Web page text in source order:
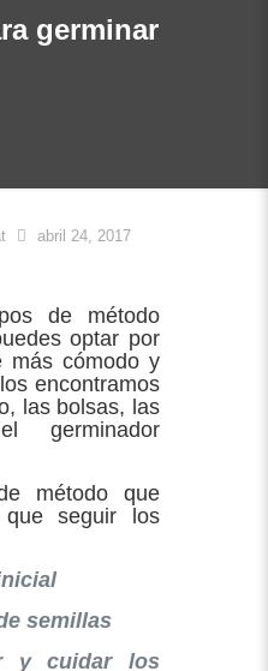
germinar
abril 24, 2017
de método
optar por
más cómodo y
encontramos
las bolsas, las
germinador
método que
que seguir los
semillas
y cuidar los